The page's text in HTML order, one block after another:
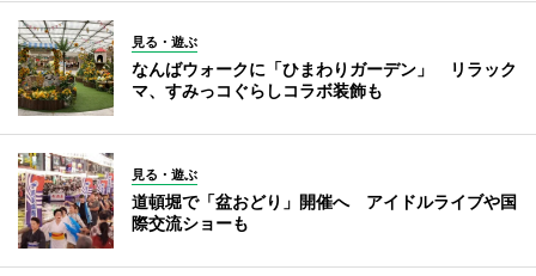
見る・遊ぶ
なんばウォークに「ひまわりガーデン」 リラック
マ、すみっコぐらしコラボ装飾も
見る・遊ぶ
道頓堀で「盆おどり」開催へ アイドルライブや国
際交流ショーも